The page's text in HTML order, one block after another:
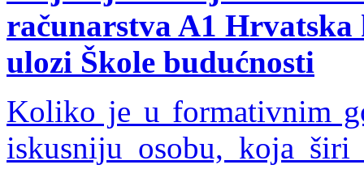
računarstva A1 Hrvatska
ulozi Škole budućnosti
Koliko je u formativnim
iskusniju osobu, koja